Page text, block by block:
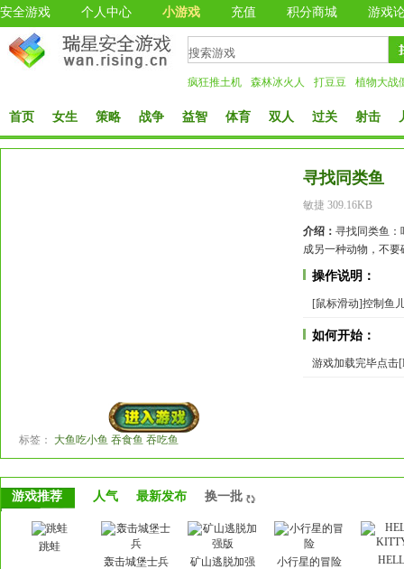
安全游戏 个人中心 小游戏 充值 积分商城 游戏
疯狂推土机 森林冰火人 打豆豆 植物大战
首页 女生 策略 战争 益智 体育 双人 过关 射击
寻找同类鱼
敏捷 309.16KB
介绍： 寻找同类鱼：
成另一种动物，不
操作说明：
[鼠标滑动]控制鱼
如何开始：
游戏加载完毕点击
标签： 大鱼吃小鱼 吞食鱼 吞吃鱼
游戏推荐 人气 最新发布 换一批
跳蛙
轰击城堡士兵
矿山逃脱加强
小行星的冒险